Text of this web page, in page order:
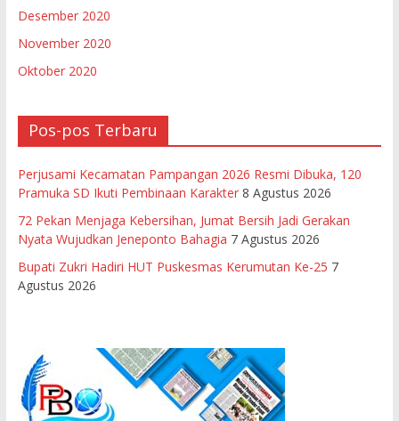
Desember 2020
November 2020
Oktober 2020
Pos-pos Terbaru
Perjusami Kecamatan Pampangan 2026 Resmi Dibuka, 120
Pramuka SD Ikuti Pembinaan Karakter 8 Agustus 2026
72 Pekan Menjaga Kebersihan, Jumat Bersih Jadi Gerakan
Nyata Wujudkan Jeneponto Bahagia 7 Agustus 2026
Bupati Zukri Hadiri HUT Puskesmas Kerumutan Ke-25 7
Agustus 2026